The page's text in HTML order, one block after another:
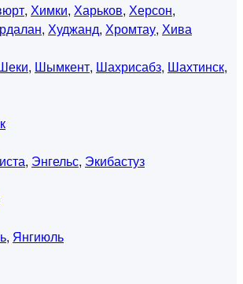
, Химки, Харьков, Херсон,
, Худжанд, Хромтау, Хива
, Шымкент, Шахрисабз, Шахтинск,
, Энгельс, Экибастуз
, Янгиюль